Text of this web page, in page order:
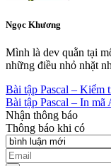
Ngọc Khương
Mình là dev quằn tại
những điều nhỏ nhặt
Bài tập Pascal – Kiểm
Bài tập Pascal – In
Nhận thông báo
Thông báo khi có